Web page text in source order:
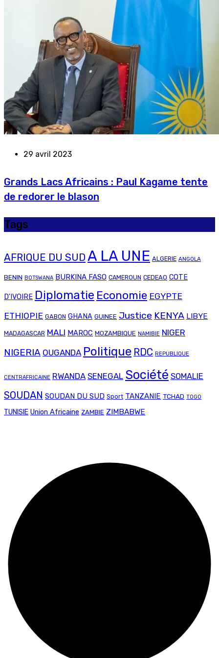
29 avril 2023
Grands Lacs Africains : Paul Kagame tente
de redorer le blason
Tags
AFRIQUE DU SUD A LA UNE ALGERIE ANGOLA
BENIN BOTSWANA BURKINA FASO CAMEROUN CEDEAO COTE
D'IVOIRE Diplomatie Economie EGYPTE
ETHIOPIE GABON GHANA GUINEE Justice KENYA LIBYE
MADAGASCAR MALI MAROC MOZAMBIQUE NAMIBIE NIGER
NIGERIA OUGANDA Politique RDC REPUBLIQUE
CENTRAFRICAINE RWANDA SENEGAL Société SOMALIE
SOUDAN SOUDAN DU SUD Sport TANZANIE TCHAD TOGO
TUNISIE Union Africaine ZAMBIE ZIMBABWE